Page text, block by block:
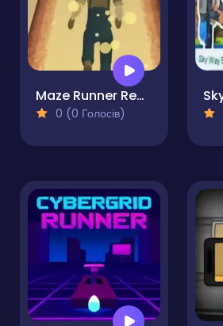
Maze Runner Remake
0 (0 Голосів)